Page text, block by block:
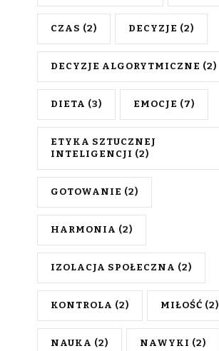
CZAS (2) DECYZJE (2)
DECYZJE ALGORYTMICZNE (2)
DIETA (3) EMOCJE (7)
ETYKA SZTUCZNEJ
INTELIGENCJI (2)
GOTOWANIE (2)
HARMONIA (2)
IZOLACJA SPOŁECZNA (2)
KONTROLA (2) MIŁOŚĆ (2)
NAUKA (2) NAWYKI (2)